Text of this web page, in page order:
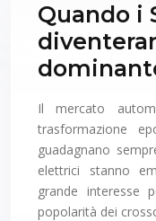
Quando i
Il mercato
trasformazione
guadagnano
elettrici stanno
grande interesse
popolarità dei